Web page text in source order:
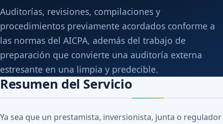
Auditorías, revisiones, compilaciones y
procedimientos previamente acordados conforme a
las normas del AICPA, además del trabajo de
preparación que convierte una auditoría externa
estresante en una limpia y predecible.
Resumen del Servicio
Ya sea que un prestamista, inversionista, junta o regulador